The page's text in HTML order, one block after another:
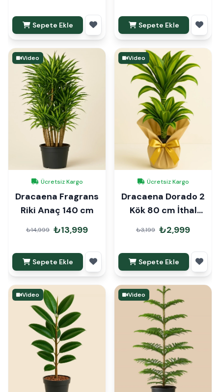
Sepete Ekle Sepete Ekle
Video
Ücretsiz Kargo
Dracaena Fragrans
Riki Anaç 140 cm
₺14,999 ₺13,999
Sepete Ekle
Video
Ücretsiz Kargo
Dracaena Dorado 2
Kök 80 cm İthal
Hediye Paketli
₺3,199 ₺2,999
Sepete Ekle
Video Video